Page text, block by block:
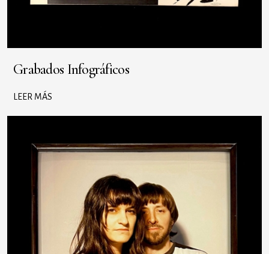
Grabados Infográficos
LEER MÁS